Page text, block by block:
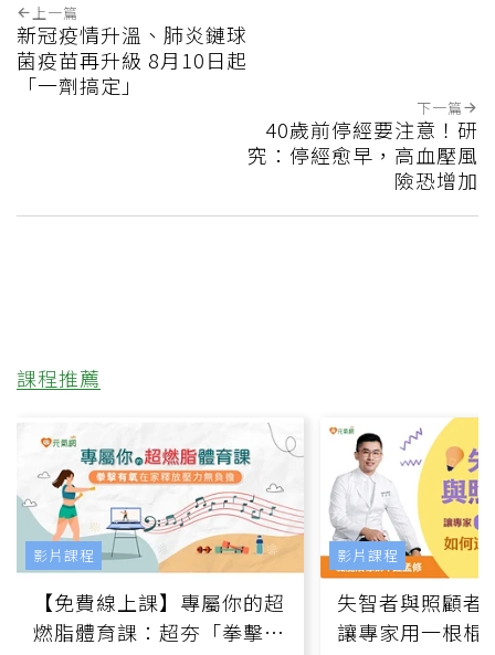
上一篇
新冠疫情升溫、肺炎鏈球
菌疫苗再升級 8月10日起
「一劑搞定」
下一篇
40歲前停經要注意！研
究：停經愈早，高血壓風
險恐增加
課程推薦
【免費線上課】專屬你的超
燃脂體育課：超夯「拳擊有
影片課程
失智者與照顧者
讓專家用一根棍
影片課程